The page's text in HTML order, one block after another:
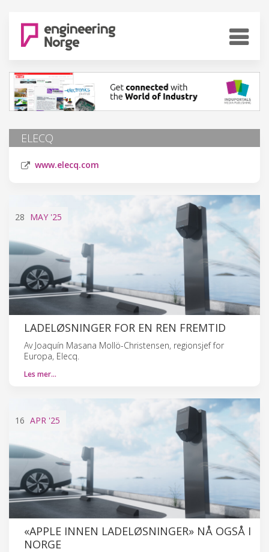
ELECQ
www.elecq.com
28 MAY '25
LADELØSNINGER FOR EN REN FREMTID
Av Joaquín Masana Mollö-Christensen, regionsjef for
Europa, Elecq.
Les mer…
16 APR '25
«APPLE INNEN LADELØSNINGER» NÅ OGSÅ I
NORGE